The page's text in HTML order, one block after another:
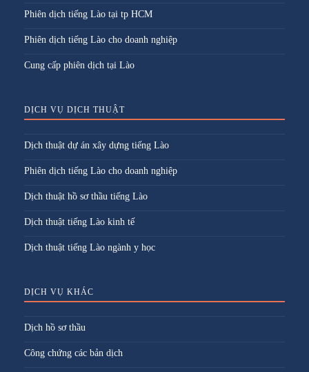
Phiên dịch tiếng Lào tại tp HCM
Phiên dịch tiếng Lào cho doanh nghiệp
Cung cấp phiên dịch tại Lào
DỊCH VỤ DỊCH THUẬT
Dịch thuật dự án xây dựng tiếng Lào
Phiên dịch tiếng Lào cho doanh nghiệp
Dịch thuật hồ sơ thầu tiếng Lào
Dịch thuật tiếng Lào kinh tế
Dịch thuật tiếng Lào ngành y học
DỊCH VỤ KHÁC
Dịch hồ sơ thầu
Công chứng các bản dịch